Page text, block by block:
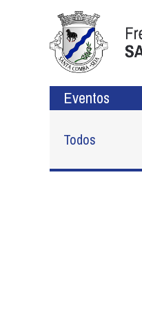
Eventos
Todos